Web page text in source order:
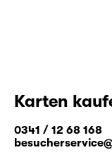
Karten
0341 / 12 68 168